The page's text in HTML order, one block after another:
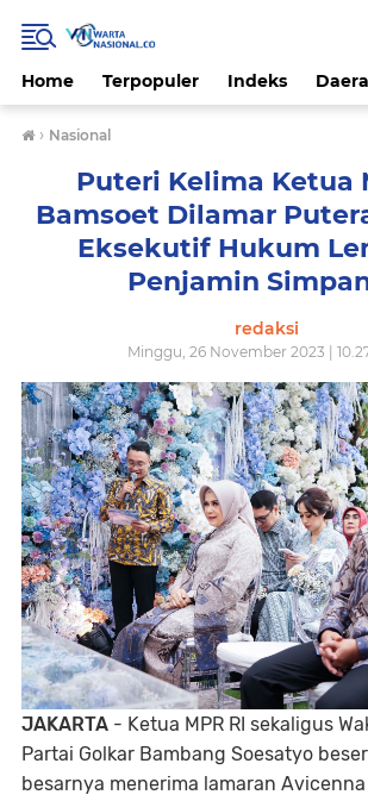
Home Terpopuler Indeks
› Nasional
Puteri Kelima Ketua
Bamsoet Dilamar
Eksekutif Hukum
Penjamin
redaksi
Minggu, 26 November 2023 |
JAKARTA - Ketua MPR RI sekaligus
Partai Golkar Bambang Soesatyo
besarnya menerima lamaran